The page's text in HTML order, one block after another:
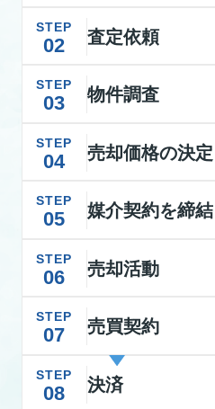
STEP
02 査定依頼
STEP
03 物件調査
STEP
04 売却価格の決定
STEP
05 媒介契約を締結
STEP
06 売却活動
STEP
07 売買契約
STEP
08 決済